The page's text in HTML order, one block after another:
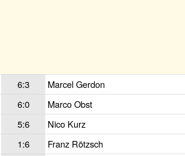
6:3
Marcel Gerdon
6:0
Marco Obst
5:6
Nico Kurz
1:6
Franz Rötzsch